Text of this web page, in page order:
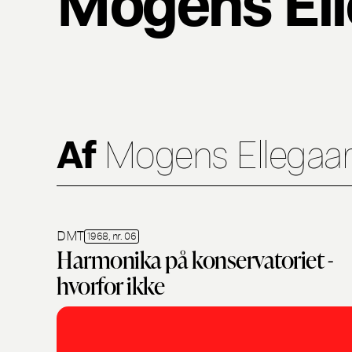
Af Mogens
DMT 1968, nr. 06
Harmonika på konservatoriet -
hvorfor ikke